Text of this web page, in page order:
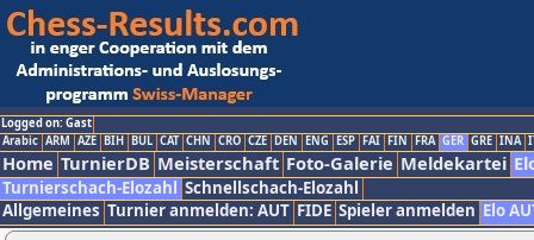
Logged on: Gast
Arabic ARM AZE BIH BUL CAT CHN CRO CZE DEN ENG ESP FAI FIN FRA GER GRE INA
Home TurnierDB Meisterschaft Foto-Galerie Meldekartei
Turnierschach-Elozahl Schnellschach-Elozahl
Allgemeines Turnier anmelden: AUT FIDE Spieler anmelden Elo